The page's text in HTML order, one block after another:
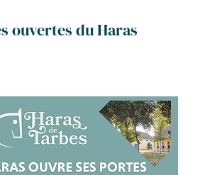
ouvertes du Haras